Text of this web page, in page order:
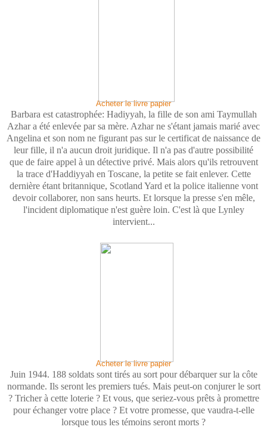
Acheter le livre papier
Barbara est catastrophée: Hadiyyah, la fille de son ami Taymullah
Azhar a été enlevée par sa mère. Azhar ne s'étant jamais marié avec
Angelina et son nom ne figurant pas sur le certificat de naissance de
leur fille, il n'a aucun droit juridique. Il n'a pas d'autre possibilité
que de faire appel à un détective privé. Mais alors qu'ils retrouvent
la trace d'Haddiyyah en Toscane, la petite se fait enlever. Cette
dernière étant britannique, Scotland Yard et la police italienne vont
devoir collaborer, non sans heurts. Et lorsque la presse s'en mêle,
l'incident diplomatique n'est guère loin. C'est là que Lynley
intervient...
Acheter le livre papier
Juin 1944. 188 soldats sont tirés au sort pour débarquer sur la côte
normande. Ils seront les premiers tués. Mais peut-on conjurer le sort
? Tricher à cette loterie ? Et vous, que seriez-vous prêts à promettre
pour échanger votre place ? Et votre promesse, que vaudra-t-elle
lorsque tous les témoins seront morts ?